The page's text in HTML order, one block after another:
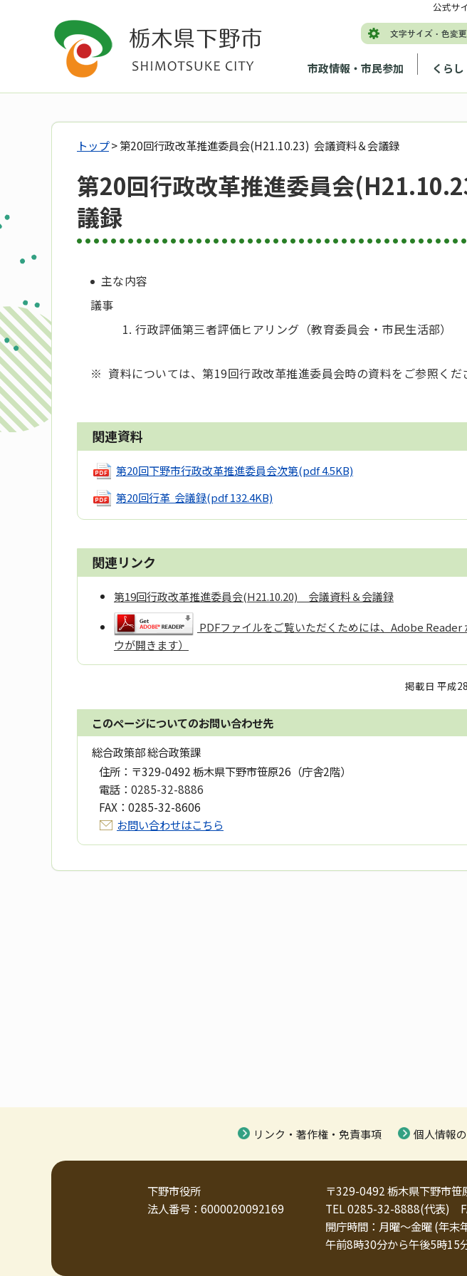
市政情報・市民参加 くら
公式サ
トップ> 第20回行政改革推進委員会(H21.10.23) 会議資料＆会議録
第20回行政改革推進委員会
議録
主な内容
議事
行政評価第三者評価ヒアリング（教育委員会・市民生活部）
※ 資料については、第19回行政改革推進委員会時の資料をご参照くだ
関連資料
第20回下野市行政改革推進委員会次第(pdf 4.5KB)
第20回行革 会議録(pdf 132.4KB)
関連リンク
第19回行政改革推進委員会(H21.10.20) 会議資料＆会議録
PDFファイルをご覧いただくためには、Adobe Reader
ウが開きます）
掲載日 平成
このページについてのお問い合わせ先
総合政策部 総合政策課
住所： 〒329-0492 栃木県下野市笹原26（庁舎2階）
電話： 0285-32-8886
FAX： 0285-32-8606
お問い合わせはこちら
リンク・著作権・免責事項 個人情報
下野市役所
法人番号：6000020092169
〒329-0492 栃木県下野市笹
TEL 0285-32-8888(代表)
開庁時間：月曜～金曜 (年末
午前8時30分から午後5時15